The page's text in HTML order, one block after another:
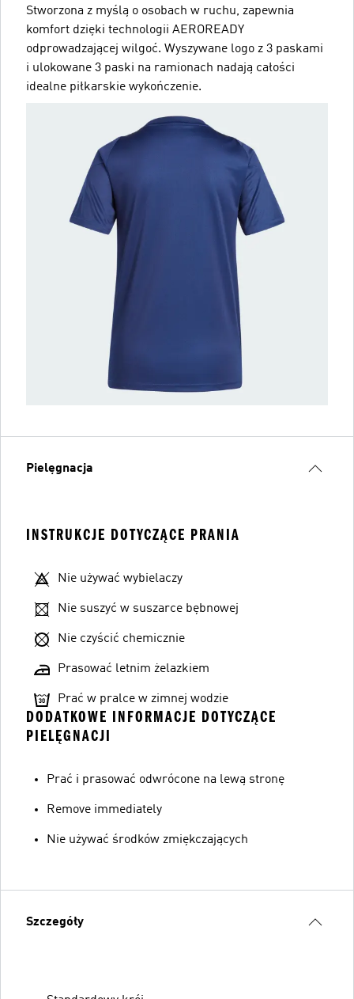
Stworzona z myślą o osobach w ruchu, zapewnia
komfort dzięki technologii AEROREADY
odprowadzającej wilgoć. Wyszywane logo z 3 paskami
i ulokowane 3 paski na ramionach nadają całości
idealne piłkarskie wykończenie.
Pielęgnacja
INSTRUKCJE DOTYCZĄCE PRANIA
Nie używać wybielaczy
Nie suszyć w suszarce bębnowej
Nie czyścić chemicznie
Prasować letnim żelazkiem
Prać w pralce w zimnej wodzie
DODATKOWE INFORMACJE DOTYCZĄCE
PIELĘGNACJI
Prać i prasować odwrócone na lewą stronę
Remove immediately
Nie używać środków zmiękczających
Szczegóły